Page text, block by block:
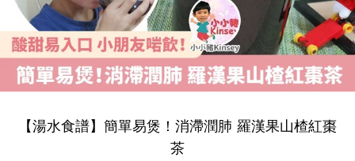
【湯水食譜】簡單易煲！消滯潤肺 羅漢果山楂紅棗
茶